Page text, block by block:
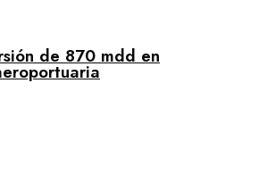
de 870 mdd en